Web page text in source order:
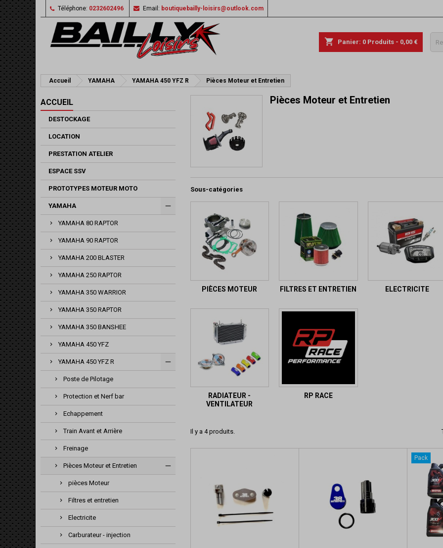
Téléphone: 0232602496 Email: boutiquebailly-loisirs@outlook.com
shopping_cart Panier: 0 Produits - 0,00 €
Accueil YAMAHA YAMAHA 450 YFZ R Pièces Moteur et Entretien
ACCUEIL
DESTOCKAGE
LOCATION
PRESTATION ATELIER
ESPACE SSV
PROTOTYPES MOTEUR MOTO
YAMAHA
YAMAHA 80 RAPTOR
YAMAHA 90 RAPTOR
YAMAHA 200 BLASTER
YAMAHA 250 RAPTOR
YAMAHA 350 WARRIOR
YAMAHA 350 RAPTOR
YAMAHA 350 BANSHEE
YAMAHA 450 YFZ
YAMAHA 450 YFZ R
Poste de Pilotage
Protection et Nerf bar
Echappement
Train Avant et Arrière
Freinage
Pièces Moteur et Entretien
pièces Moteur
Filtres et entretien
Electricite
Carburateur - injection
Pièces Moteur et Entretien
Sous-catégories
PIÈCES MOTEUR FILTRES ET ENTRETIEN ELECTRICITE
RADIATEUR -
VENTILATEUR
RP RACE
Il y a 4 produits.
Pack